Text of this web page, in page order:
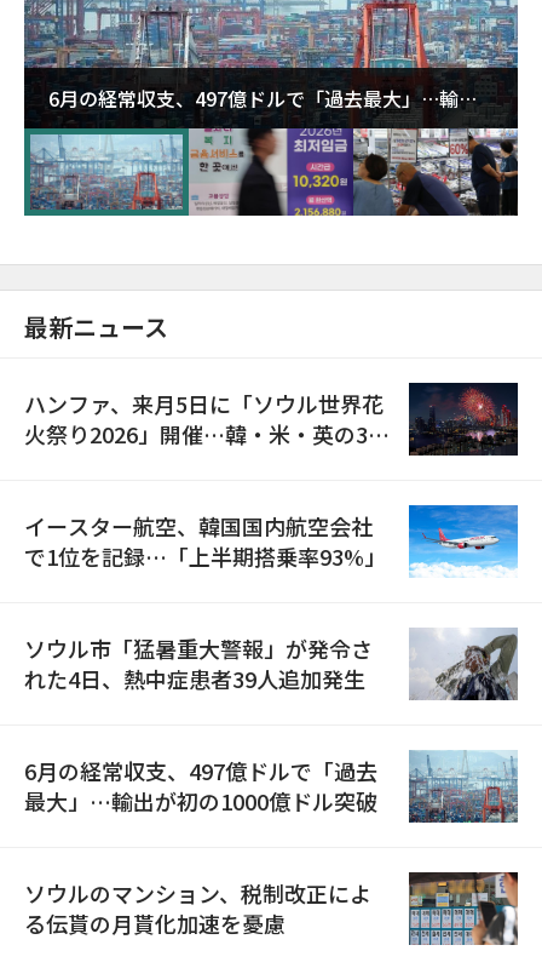
6月の経常収支、497億ドルで「過去最大」…輸出
が初の1000億ドル突破
最新ニュース
ハンファ、来月5日に「ソウル世界花
火祭り2026」開催…韓・米・英の3カ
イースター航空、韓国国内航空会社
で1位を記録…「上半期搭乗率93%」
ソウル市「猛暑重大警報」が発令さ
れた4日、熱中症患者39人追加発生
6月の経常収支、497億ドルで「過去
最大」…輸出が初の1000億ドル突破
ソウルのマンション、税制改正によ
る伝貰の月貰化加速を憂慮